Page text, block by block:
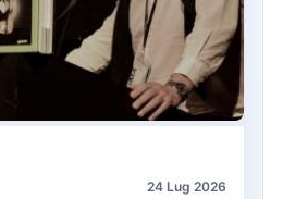
24 Lug 2026